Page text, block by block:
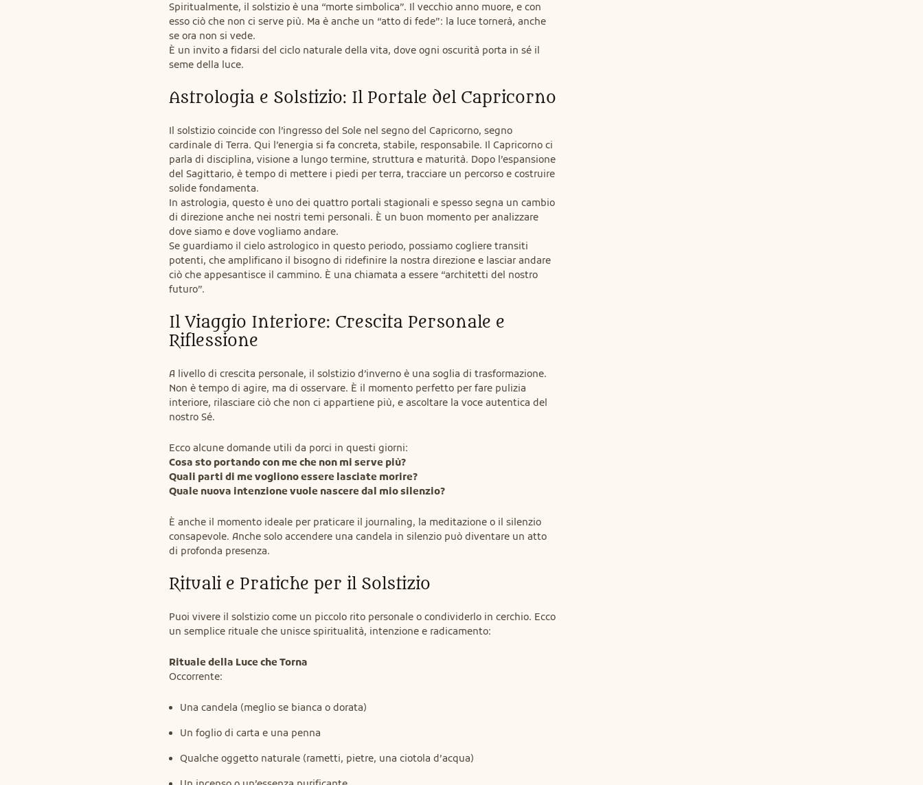
Spiritualmente, il solstizio è una “morte simbolica”. Il vecchio anno muore, e con
esso ciò che non ci serve più. Ma è anche un “atto di fede”: la luce tornerà, anche
se ora non si vede.
È un invito a fidarsi del ciclo naturale della vita, dove ogni oscurità porta in sé il
seme della luce.
Astrologia e Solstizio: Il Portale del Capricorno
Il solstizio coincide con l’ingresso del Sole nel segno del Capricorno, segno
cardinale di Terra. Qui l’energia si fa concreta, stabile, responsabile. Il Capricorno ci
parla di disciplina, visione a lungo termine, struttura e maturità. Dopo l’espansione
del Sagittario, è tempo di mettere i piedi per terra, tracciare un percorso e costruire
solide fondamenta.
In astrologia, questo è uno dei quattro portali stagionali e spesso segna un cambio
di direzione anche nei nostri temi personali. È un buon momento per analizzare
dove siamo e dove vogliamo andare.
Se guardiamo il cielo astrologico in questo periodo, possiamo cogliere transiti
potenti, che amplificano il bisogno di ridefinire la nostra direzione e lasciar andare
ciò che appesantisce il cammino. È una chiamata a essere “architetti del nostro
futuro”.
Il Viaggio Interiore: Crescita Personale e
Riflessione
A livello di crescita personale, il solstizio d’inverno è una soglia di trasformazione.
Non è tempo di agire, ma di osservare. È il momento perfetto per fare pulizia
interiore, rilasciare ciò che non ci appartiene più, e ascoltare la voce autentica del
nostro Sé.
Cosa sto portando con me che non mi serve più?
Quali parti di me vogliono essere lasciate morire?
Quale nuova intenzione vuole nascere dal mio silenzio?
È anche il momento ideale per praticare il journaling, la meditazione o il silenzio
consapevole. Anche solo accendere una candela in silenzio può diventare un atto
di profonda presenza.
Rituali e Pratiche per il Solstizio
Puoi vivere il solstizio come un piccolo rito personale o condividerlo in cerchio. Ecco
un semplice rituale che unisce spiritualità, intenzione e radicamento:
Rituale della Luce che Torna
Occorrente:
Una candela (meglio se bianca o dorata)
Un foglio di carta e una penna
Qualche oggetto naturale (rametti, pietre, una ciotola d’acqua)